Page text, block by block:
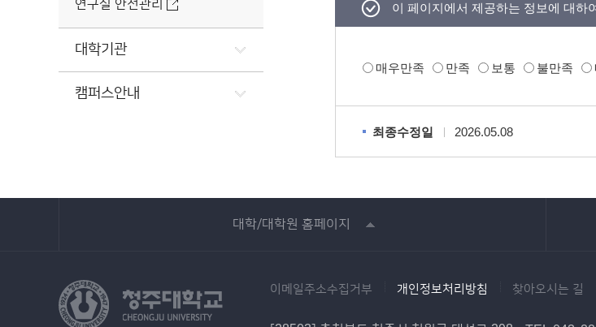
연구실 안전관리
대학기관
캠퍼스안내
이 페이지에서 제공하는 정보에 대하
매우만족 만족 보통 불만족
최종수정일 2026.05.08
대학/대학원 홈페이지
이메일주소수집거부 개인정보처리방침 찾아오시는 길